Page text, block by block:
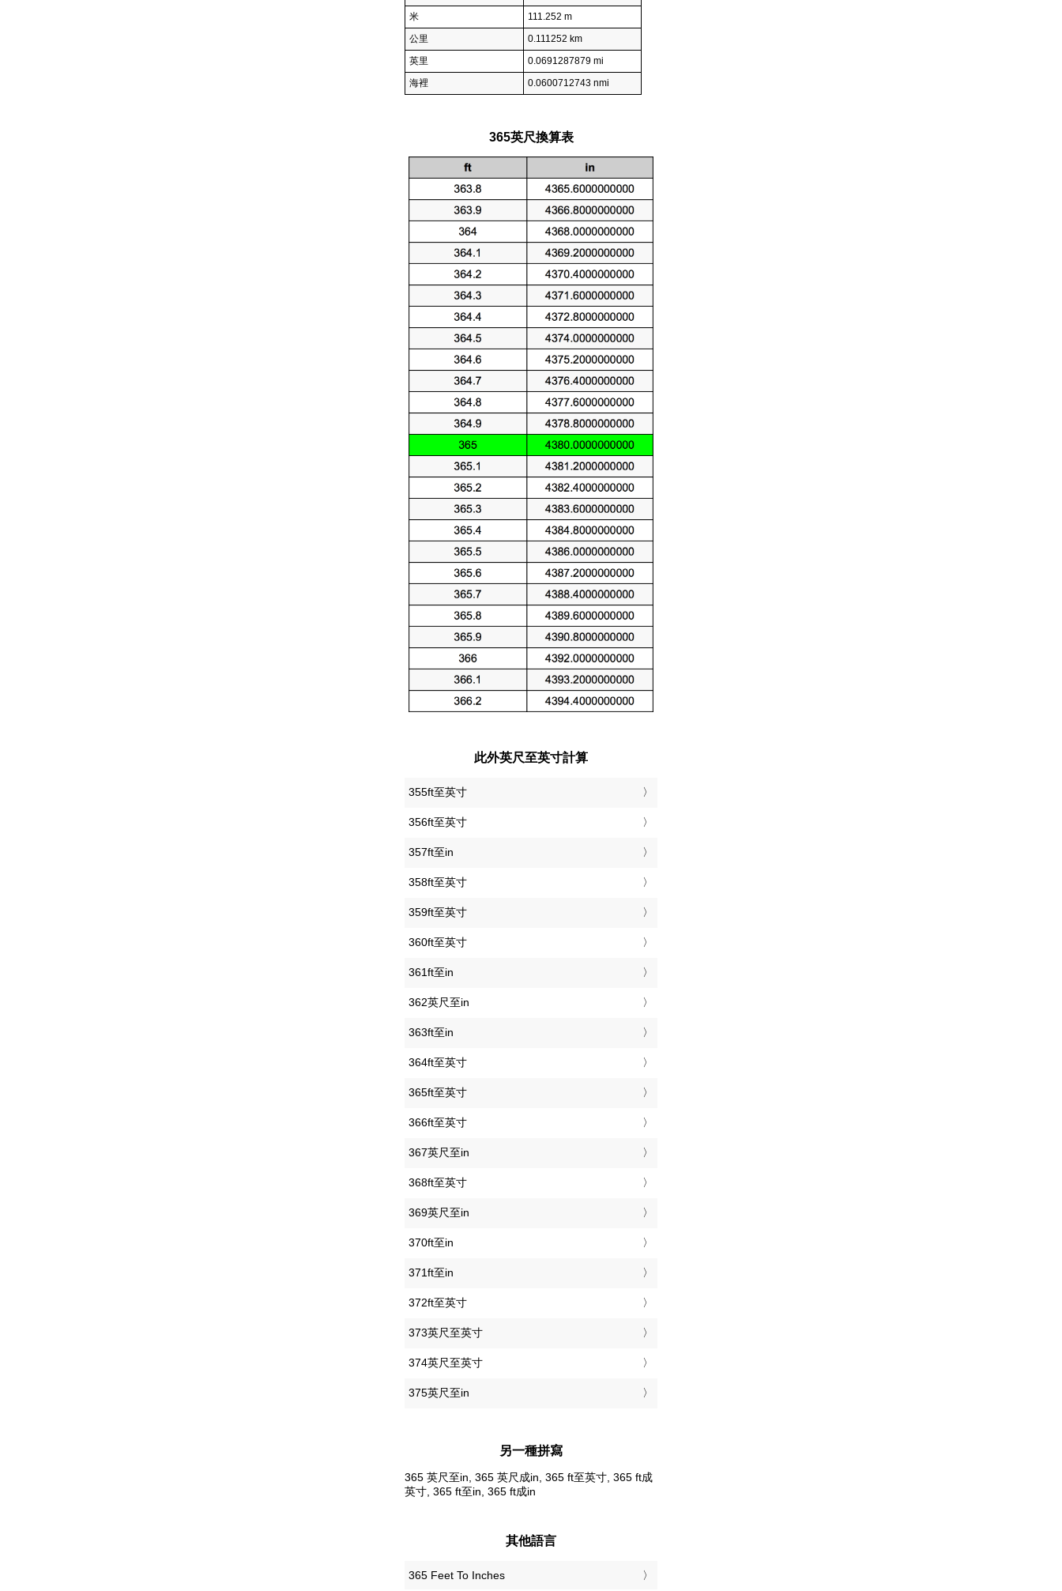
米
111.252 m
公里
0.111252 km
英里
0.0691287879 mi
海裡
0.0600712743 nmi
365英尺換算表
此外英尺至英寸計算
355ft至英寸
356ft至英寸
357ft至in
358ft至英寸
359ft至英寸
360ft至英寸
361ft至in
362英尺至in
363ft至in
364ft至英寸
365ft至英寸
366ft至英寸
367英尺至in
368ft至英寸
369英尺至in
370ft至in
371ft至in
372ft至英寸
373英尺至英寸
374英尺至英寸
375英尺至in
另一種拼寫
365 英尺至in, 365 英尺成in, 365 ft至英寸, 365 ft成
英寸, 365 ft至in, 365 ft成in
其他語言
‎365 Feet To Inches